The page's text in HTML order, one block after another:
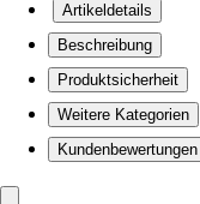
Artikeldetails
Beschreibung
Produktsicherheit
Weitere Kategorien
Kundenbewertungen